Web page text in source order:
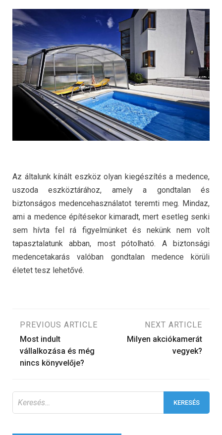
Az általunk kínált eszköz olyan kiegészítés a medence,
uszoda eszköztárához, amely a gondtalan és
biztonságos medencehasználatot teremti meg. Mindaz,
ami a medence építésekor kimaradt, mert esetleg senki
sem hívta fel rá figyelmünket és nekünk nem volt
tapasztalatunk abban, most pótolható. A biztonsági
medencetakarás valóban gondtalan medence körüli
életet tesz lehetővé.
Bejegyzés
navigáció
PREVIOUS ARTICLE
Most indult
vállalkozása és még
nincs könyvelője?
NEXT ARTICLE
Milyen akciókamerát
vegyek?